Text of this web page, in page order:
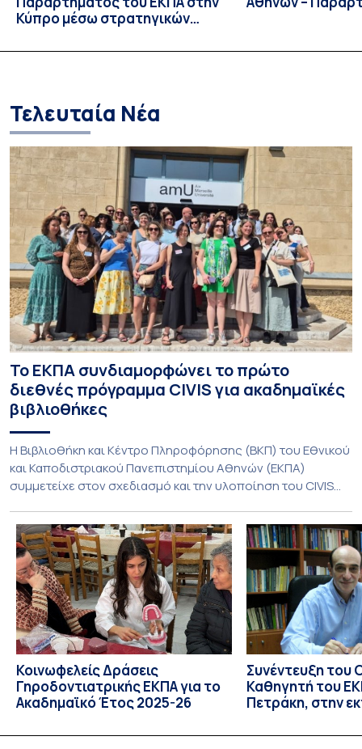
Κύπρο μέσω στρατηγικών
Τελευταία Νέα
Το ΕΚΠΑ συνδιαμορφώνει το πρώτο
διεθνές πρόγραμμα CIVIS για ακαδημαϊκές
βιβλιοθήκες
Η Βιβλιοθήκη και Κέντρο Πληροφόρησης (ΒΚΠ) του Εθνικού
και Καποδιστριακού Πανεπιστημίου Αθηνών (ΕΚΠΑ)
συμμετείχε στον σχεδιασμό και την υλοποίηση του CIVIS
Libraries and Participatory Culture” (IMOTION), το οποίο
πραγματοποιήθηκε με διαδικτυακές και δια ζώσης
εκπαιδευτικές δράσεις από τις 3 Ιουνίου έως τις 10 Ιουλίου
2026. Το πρόγραμμα αποτελεί […]
Κοινωφελείς Δράσεις
Γηροδοντιατρικής ΕΚΠΑ για το
Ακαδημαϊκό Έτος 2025-26
Συνέντευξη του
Καθηγητή του
Πετράκη, στην